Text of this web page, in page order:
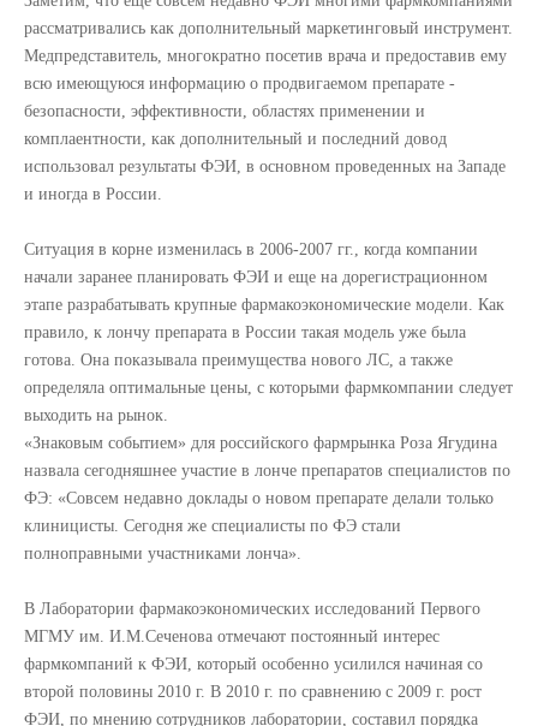
рассматривались как дополнительный маркетинговый инструмент.
Медпредставитель, многократно посетив врача и предоставив ему
всю имеющуюся информацию о продвигаемом препарате -
безопасности, эффективности, областях применении и
комплаентности, как дополнительный и последний довод
использовал результаты ФЭИ, в основном проведенных на Западе
и иногда в России.
Ситуация в корне изменилась в 2006-2007 гг., когда компании
начали заранее планировать ФЭИ и еще на дорегистрационном
этапе разрабатывать крупные фармакоэкономические модели. Как
правило, к лончу препарата в России такая модель уже была
готова. Она показывала преимущества нового ЛС, а также
определяла оптимальные цены, с которыми фармкомпании следует
выходить на рынок.
«Знаковым событием» для российского фармрынка Роза Ягудина
назвала сегодняшнее участие в лонче препаратов специалистов по
ФЭ: «Совсем недавно доклады о новом препарате делали только
клиницисты. Сегодня же специалисты по ФЭ стали
полноправными участниками лонча».
В Лаборатории фармакоэкономических исследований Первого
МГМУ им. И.М.Сеченова отмечают постоянный интерес
фармкомпаний к ФЭИ, который особенно усилился начиная со
второй половины 2010 г. В 2010 г. по сравнению с 2009 г. рост
ФЭИ, по мнению сотрудников лаборатории, составил порядка